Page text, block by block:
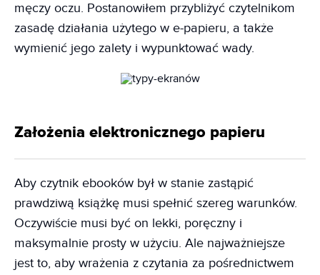
męczy oczu. Postanowiłem przybliżyć czytelnikom
zasadę działania użytego w e-papieru, a także
wymienić jego zalety i wypunktować wady.
Założenia elektronicznego papieru
Aby czytnik ebooków był w stanie zastąpić
prawdziwą książkę musi spełnić szereg warunków.
Oczywiście musi być on lekki, poręczny i
maksymalnie prosty w użyciu. Ale najważniejsze
jest to, aby wrażenia z czytania za pośrednictwem